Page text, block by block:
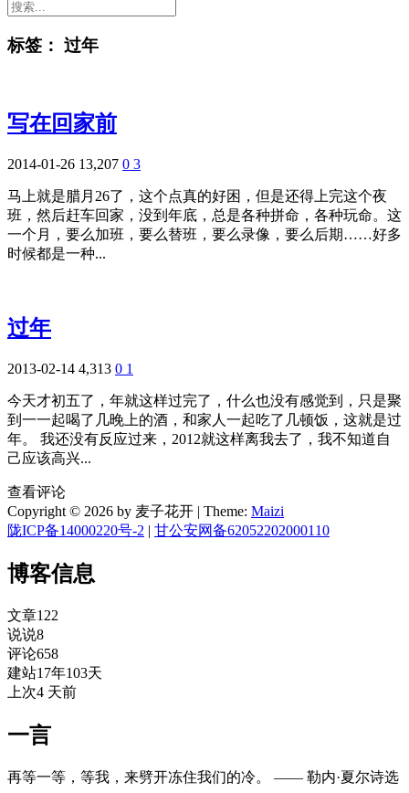
标签： 过年
写在回家前
2014-01-26 13,207 0 3
马上就是腊月26了，这个点真的好困，但是还得上完这个夜
班，然后赶车回家，没到年底，总是各种拼命，各种玩命。这
一个月，要么加班，要么替班，要么录像，要么后期……好多
时候都是一种...
过年
2013-02-14 4,313 0 1
今天才初五了，年就这样过完了，什么也没有感觉到，只是聚
到一一起喝了几晚上的酒，和家人一起吃了几顿饭，这就是过
年。 我还没有反应过来，2012就这样离我去了，我不知道自
己应该高兴...
查看评论
Copyright © 2026 by 麦子花开 | Theme: Maizi
陇ICP备14000220号-2 | 甘公安网备62052202000110
博客信息
文章122
说说8
评论658
建站17年103天
上次4 天前
一言
再等一等，等我，来劈开冻住我们的冷。 —— 勒内·夏尔诗选